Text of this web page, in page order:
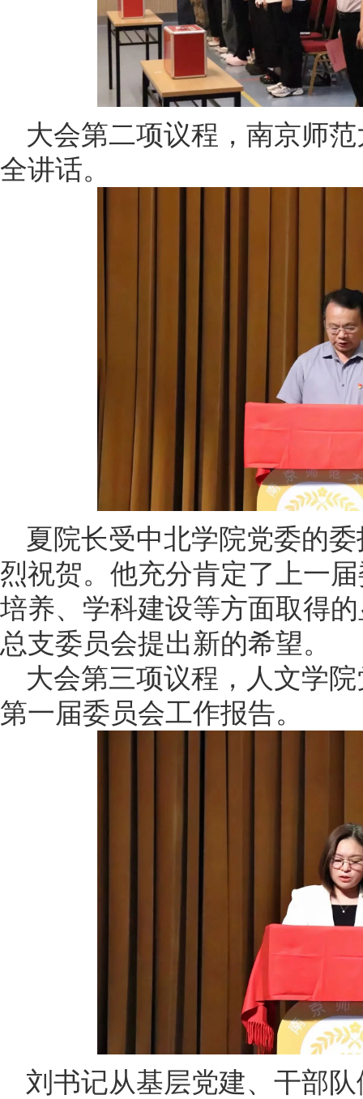
大会第二项议程，南京师
全讲话。
夏院长受中北学院党委的
烈祝贺。他充分肯定了上一
培养、学科建设等方面取得
总支委员会提出新的希望。
大会第三项议程，人文学
第一届委员会工作报告。
刘书记从基层党建、干部